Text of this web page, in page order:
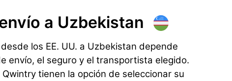
a Uzbekistan
los EE. UU. a Uzbekistan depende
envío, el seguro y el transportista elegido.
tienen la opción de seleccionar su